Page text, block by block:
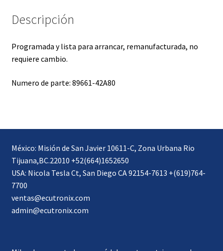
Descripción
Programada y lista para arrancar, remanufacturada, no
requiere cambio.
Numero de parte: 89661-42A80
México: Misión de San Javier 10611-C, Zona Urbana Rio
Tijuana,BC.22010 +52(664)1652650
USA: Nicola Tesla Ct, San Diego CA 92154-7613 +(619)764-
7700
ventas@ecutronix.com
admin@ecutronix.com